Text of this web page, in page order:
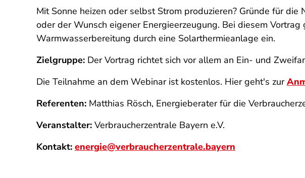
Mit Sonne heizen oder selbst Strom produzieren? Gründe für
oder der Wunsch eigener Energieerzeugung. Bei diesem
Warmwasserbereitung durch eine Solarthermieanlage ein.
Zielgruppe: Der Vortrag richtet sich vor allem an Ein- und
Die Teilnahme an dem Webinar ist kostenlos. Hier geht's zur
Referenten: Matthias Rösch, Energieberater für die
Veranstalter: Verbraucherzentrale Bayern e.V.
Kontakt: energie@verbraucherzentrale.bayern